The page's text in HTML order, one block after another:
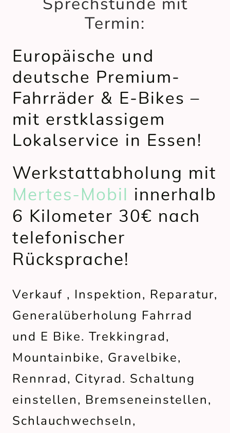
Termin:
Europäische und
deutsche Premium-
Fahrräder & E-Bikes –
mit erstklassigem
Lokalservice in Essen!
Werkstattabholung mit
Mertes-Mobil
innerhalb
6 Kilometer 30€ nach
telefonischer
Rücksprache!
Verkauf , Inspektion, Reparatur,
Generalüberholung Fahrrad
und E Bike. Trekkingrad,
Mountainbike, Gravelbike,
Rennrad, Cityrad. Schaltung
einstellen, Bremseneinstellen,
Schlauchwechseln,